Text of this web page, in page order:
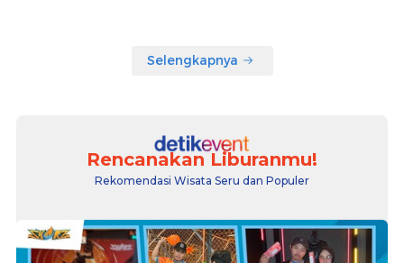
Selengkapnya
Rencanakan Liburanmu!
Rekomendasi Wisata Seru dan Populer